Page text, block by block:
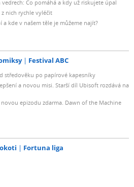
Co pomáhá a kdy už riskujete úpal
z nich rychle vyléčit
a kde v našem těle je můžeme najít?
Festival ABC
středověku po papírové kapesníky
a novou misi. Starší díl Ubisoft rozdává na
epizodu zdarma. Dawn of the Machine
Fortuna liga